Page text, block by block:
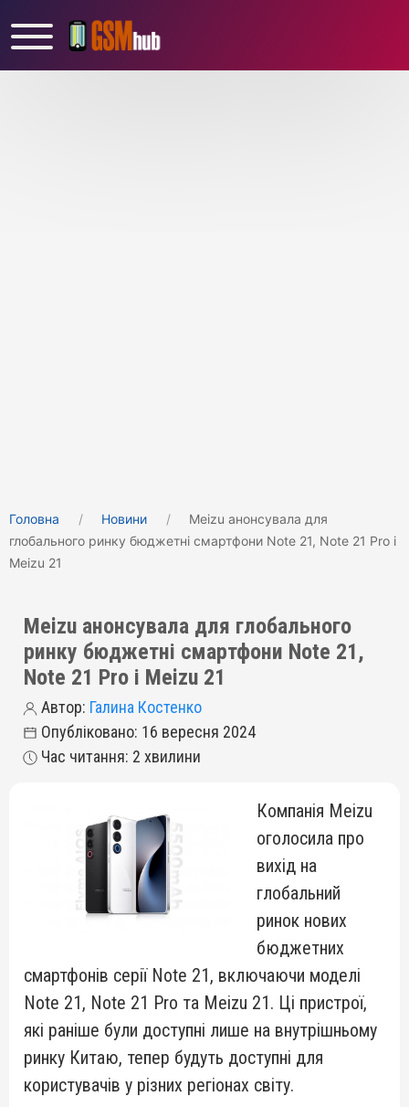
Головна Новини
Meizu анонсувала для
глобального ринку бюджетні смартфони Note 21, Note 21 Pro і
Meizu 21
Meizu анонсувала для глобального
ринку бюджетні смартфони Note 21,
Note 21 Pro і Meizu 21
Автор: Галина Костенко
Опубліковано: 16 вересня 2024
Час читання: 2 хвилини
Компанія Meizu
оголосила про
вихід на
глобальний
ринок нових
бюджетних
смартфонів серії Note 21, включаючи моделі
Note 21, Note 21 Pro та Meizu 21. Ці пристрої,
які раніше були доступні лише на внутрішньому
ринку Китаю, тепер будуть доступні для
користувачів у різних регіонах світу.